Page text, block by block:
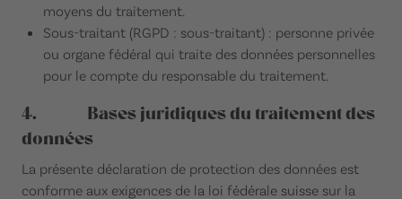
moyens du traitement.
Sous-traitant (RGPD : sous-traitant) : personne privée
ou organe fédéral qui traite des données personnelles
pour le compte du responsable du traitement.
4. Bases juridiques du traitement des
données
La présente déclaration de protection des données est
conforme aux exigences de la loi fédérale suisse sur la